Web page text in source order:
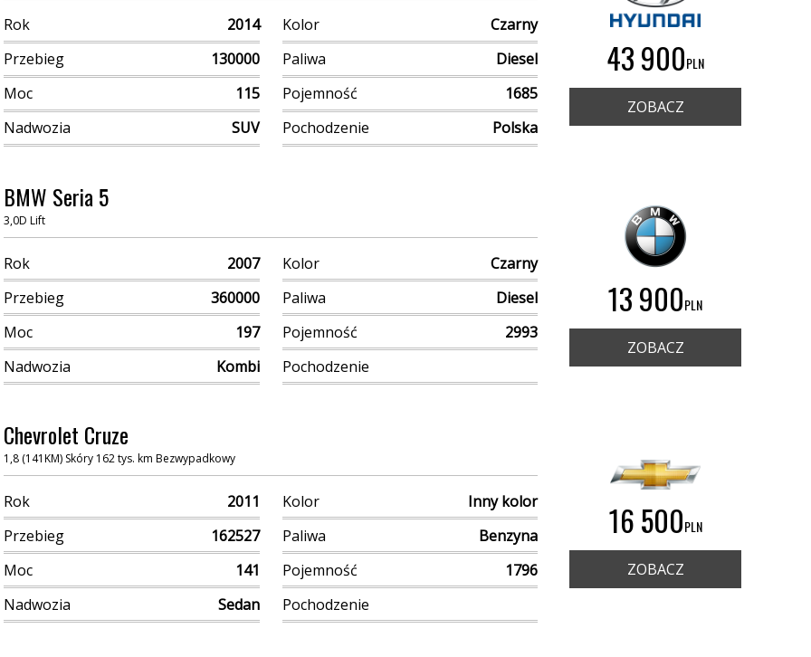
Rok 2014 Kolor
Czarny
Przebieg
130000 Paliwa
Diesel
Moc
115 Pojemność
1685
Nadwozia
SUV Pochodzenie Polska
43 900PLN
ZOBACZ
BMW Seria 5
3,0D Lift
Rok 2007 Kolor
Czarny
Przebieg
360000 Paliwa
Diesel
Moc
197 Pojemność
2993
Nadwozia
Kombi Pochodzenie
13 900PLN
ZOBACZ
Chevrolet Cruze
1,8 (141KM) Skóry 162 tys. km Bezwypadkowy
Rok 2011 Kolor
Inny kolor
Przebieg
162527 Paliwa
Benzyna
Moc
141 Pojemność
1796
Nadwozia
Sedan Pochodzenie
16 500PLN
ZOBACZ